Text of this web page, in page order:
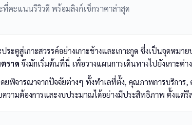
คะแนนรีวิวดี พร้อมลิงก์เช็กราคาล่าสุด
ระตูสู่เกาะสวรรค์อย่างเกาะช้างและเกาะกูด ซึ่งเป็นจุดห
ราด จึงมักเริ่มต้นที่นี่ เพื่อวางแผนการเดินทางไปยังเกาะต่
ดยพิจารณาจากปัจจัยต่างๆ ทั้งทำเลที่ตั้ง, คุณภาพการบริก
ความต้องการและงบประมาณได้อย่างมีประสิทธิภาพ ตั้งแต่